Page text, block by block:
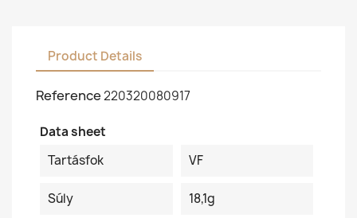
Product Details
Reference220320080917
Data sheet
Tartásfok
VF
Súly 18,1g